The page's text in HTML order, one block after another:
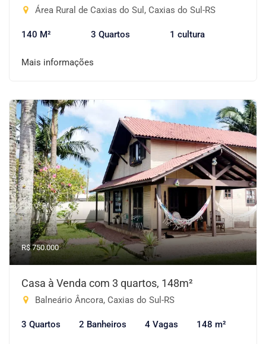
Área Rural de Caxias do Sul, Caxias do Sul-RS
140 M² 3 Quartos 1 cultura
Mais informações
R$ 750.000
Casa à Venda com 3 quartos, 148m²
Balneário Âncora, Caxias do Sul-RS
3 Quartos 2 Banheiros 4 Vagas 148 m²